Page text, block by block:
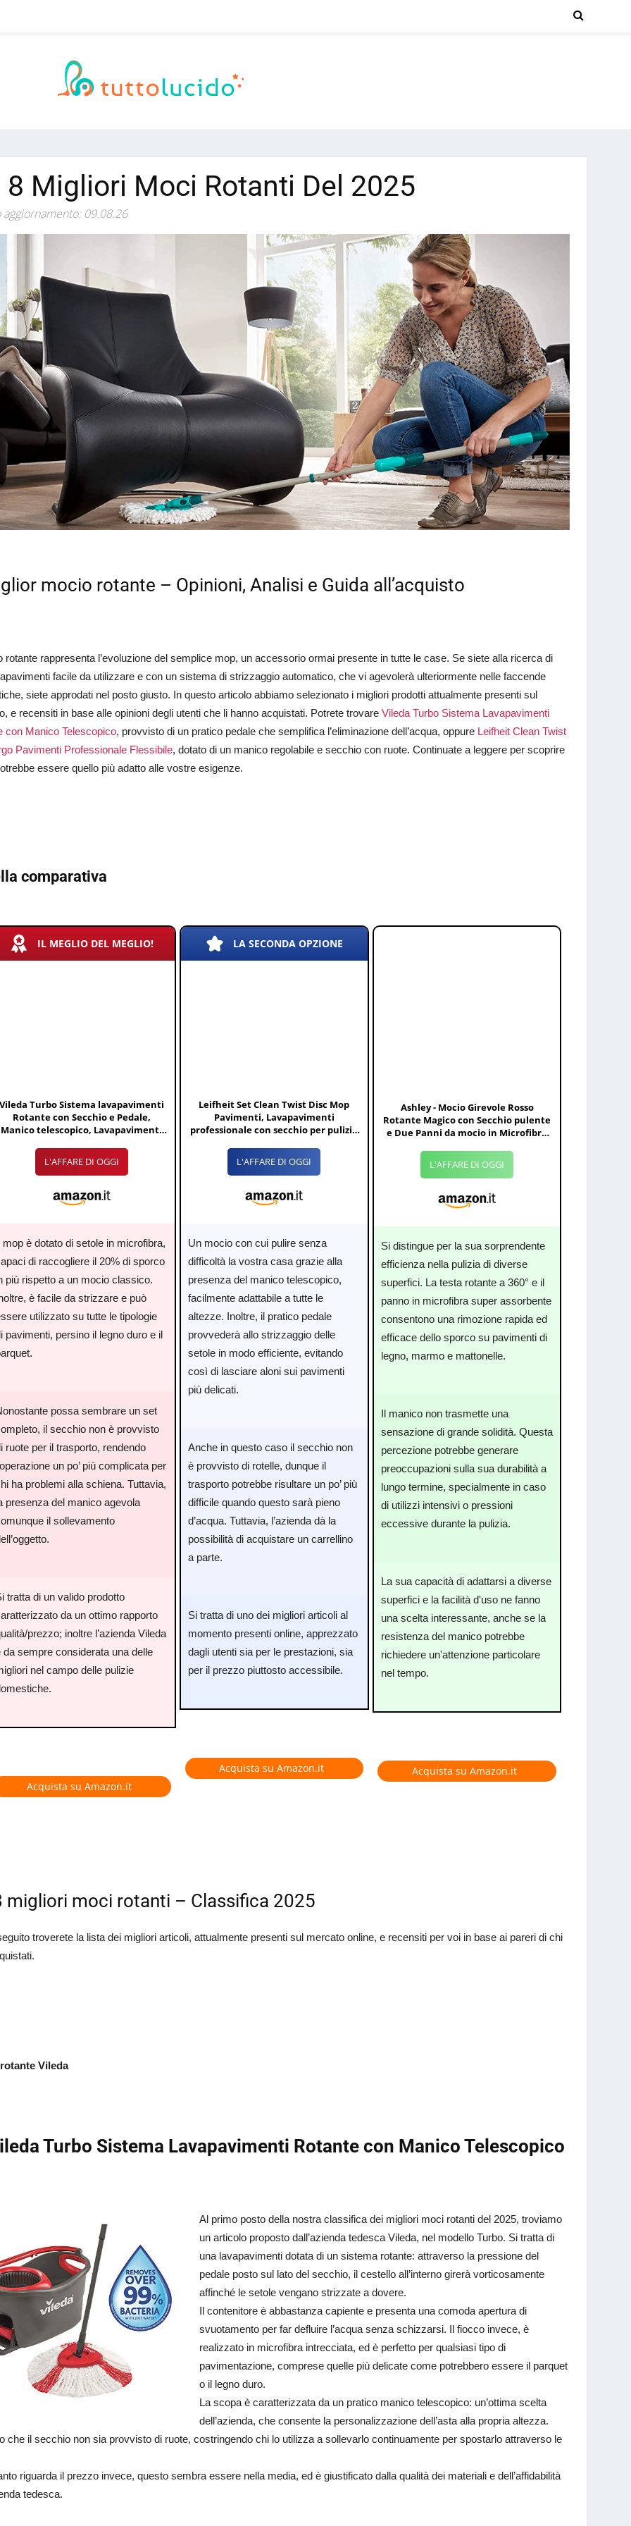
8 Migliori Moci Rotanti Del 2025
09.08.26
mocio rotante – Opinioni, Analisi e Guida all’acquisto
rotante rappresenta l’evoluzione del semplice mop, un accessorio ormai presente in tutte le case. Se siete alla ricerca di
facile da utilizzare e con un sistema di strizzaggio automatico, che vi agevolerà ulteriormente nelle faccende
siete approdati nel posto giusto. In questo articolo abbiamo selezionato i migliori prodotti attualmente presenti sul
e recensiti in base alle opinioni degli utenti che li hanno acquistati. Potrete trovareVileda Turbo Sistema Lavapavimenti
con Manico Telescopico, provvisto di un pratico pedale che semplifica l’eliminazione dell’acqua, oppure Leifheit Clean Twist
Pavimenti Professionale Flessibile, dotato di un manico regolabile e secchio con ruote. Continuate a leggere per scoprire
essere quello più adatto alle vostre esigenze.
comparativa
IL MEGLIO DEL MEGLIO!
Vileda Turbo Sistema lavapavimenti
Rotante con Secchio e Pedale,
Manico telescopico, Lavapavimenti
2in1 Microfibra, Lavapavimenti
sostenibile, Love it Clean
L'AFFARE DI OGGI
mop è dotato di setole in microfibra,
di raccogliere il 20% di sporco
più rispetto a un mocio classico.
è facile da strizzare e può
utilizzato su tutte le tipologie
pavimenti, persino il legno duro e il
possa sembrare un set
il secchio non è provvisto
ruote per il trasporto, rendendo
un po’ più complicata per
ha problemi alla schiena. Tuttavia,
presenza del manico agevola
il sollevamento
tratta di un valido prodotto
da un ottimo rapporto
prezzo; inoltre l’azienda Vileda
da sempre considerata una delle
nel campo delle pulizie
Acquista su Amazon.it
LA SECONDA OPZIONE
Leifheit Set Clean Twist Disc Mop
Pavimenti, Lavapavimenti
professionale con secchio per pulizia
centrifuga nel manico
L'AFFARE DI OGGI
Un mocio con cui pulire senza
difficoltà la vostra casa grazie alla
presenza del manico telescopico,
facilmente adattabile a tutte le
altezze. Inoltre, il pratico pedale
provvederà allo strizzaggio delle
setole in modo efficiente, evitando
così di lasciare aloni sui pavimenti
più delicati.
Anche in questo caso il secchio non
è provvisto di rotelle, dunque il
trasporto potrebbe risultare un po’ più
difficile quando questo sarà pieno
d’acqua. Tuttavia, l’azienda dà la
possibilità di acquistare un carrellino
a parte.
Si tratta di uno dei migliori articoli al
momento presenti online, apprezzato
dagli utenti sia per le prestazioni, sia
per il prezzo piuttosto accessibile.
Acquista su Amazon.it
Ashley - Mocio Girevole Rosso
Rotante Magico con Secchio pulente
e Due Panni da mocio in Microfibra
L'AFFARE DI OGGI
Si distingue per la sua sorprendente
efficienza nella pulizia di diverse
superfici. La testa rotante a 360° e il
panno in microfibra super assorbente
consentono una rimozione rapida ed
efficace dello sporco su pavimenti di
legno, marmo e mattonelle.
Il manico non trasmette una
sensazione di grande solidità. Questa
percezione potrebbe generare
preoccupazioni sulla sua durabilità a
lungo termine, specialmente in caso
di utilizzi intensivi o pressioni
eccessive durante la pulizia.
La sua capacità di adattarsi a diverse
superfici e la facilità d'uso ne fanno
una scelta interessante, anche se la
resistenza del manico potrebbe
richiedere un'attenzione particolare
nel tempo.
Acquista su Amazon.it
migliori moci rotanti – Classifica 2025
troverete la lista dei migliori articoli, attualmente presenti sul mercato online, e recensiti per voi in base ai pareri di chi
Vileda
Turbo Sistema Lavapavimenti Rotante con Manico Telescopico
Al primo posto della nostra classifica dei migliori moci rotanti del 2025, troviamo
un articolo proposto dall’azienda tedesca Vileda, nel modello Turbo. Si tratta di
una lavapavimenti dotata di un sistema rotante: attraverso la pressione del
pedale posto sul lato del secchio, il cestello all’interno girerà vorticosamente
affinché le setole vengano strizzate a dovere.
Il contenitore è abbastanza capiente e presenta una comoda apertura di
svuotamento per far defluire l’acqua senza schizzarsi. Il fiocco invece, è
realizzato in microfibra intrecciata, ed è perfetto per qualsiasi tipo di
pavimentazione, comprese quelle più delicate come potrebbero essere il parquet
o il legno duro.
La scopa è caratterizzata da un pratico manico telescopico: un’ottima scelta
dell’azienda, che consente la personalizzazione dell’asta alla propria altezza.
che il secchio non sia provvisto di ruote, costringendo chi lo utilizza a sollevarlo continuamente per spostarlo attraverso le
riguarda il prezzo invece, questo sembra essere nella media, ed è giustificato dalla qualità dei materiali e dell’affidabilità
tedesca.